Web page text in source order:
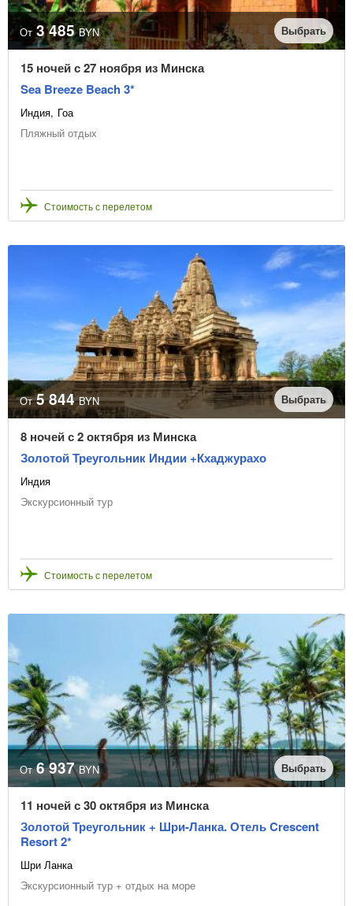
От 3 485 BYN Выбрать
15 ночей с 27 ноября из Минска
Sea Breeze Beach 3*
Индия Гоа
Пляжный отдых
Стоимость с перелетом
От 5 844 BYN Выбрать
8 ночей с 2 октября из Минска
Золотой Треугольник Индии +Кхаджурахо
Индия
Экскурсионный тур
Стоимость с перелетом
От 6 937 BYN Выбрать
11 ночей с 30 октября из Минска
Золотой Треугольник + Шри-Ланка. Отель Crescent
Resort 2*
Шри Ланка
Экскурсионный тур + отдых на море